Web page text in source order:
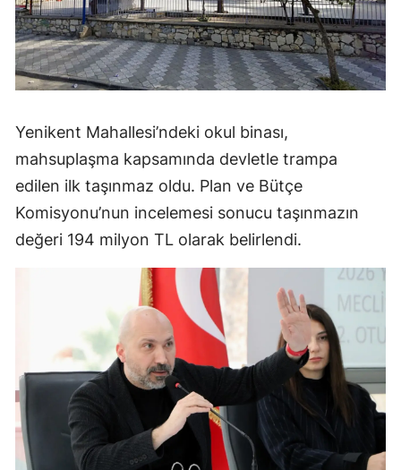
Yenikent Mahallesi’ndeki okul binası,
mahsuplaşma kapsamında devletle trampa
edilen ilk taşınmaz oldu. Plan ve Bütçe
Komisyonu’nun incelemesi sonucu taşınmazın
değeri 194 milyon TL olarak belirlendi.